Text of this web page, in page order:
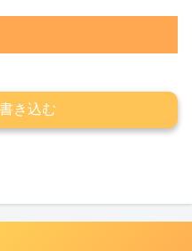
き込む